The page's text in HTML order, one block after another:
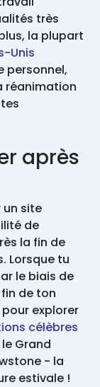
très
la plupart
Unis
personnel,
réanimation
après
un site
de
la fin de
Lorsque tu
le biais de
de ton
explorer
célèbres
Grand
- la
estivale !